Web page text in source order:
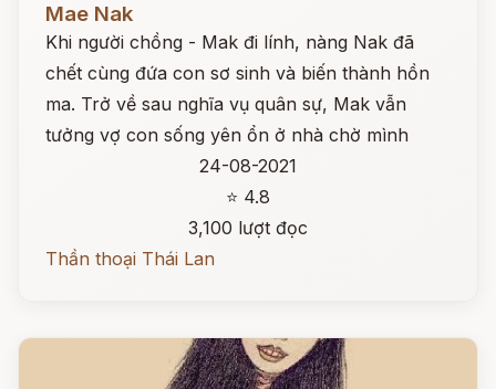
Mae Nak
Khi người chồng - Mak đi lính, nàng Nak đã
chết cùng đứa con sơ sinh và biến thành hồn
ma. Trở về sau nghĩa vụ quân sự, Mak vẫn
tưởng vợ con sống yên ổn ở nhà chờ mình
24-08-2021
⭐ 4.8
3,100 lượt đọc
Thần thoại Thái Lan